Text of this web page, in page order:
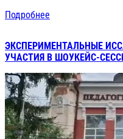
Подробнее
ЭКСПЕРИМЕНТАЛЬНЫЕ
УЧАСТИЯ В ШОУКЕЙС-